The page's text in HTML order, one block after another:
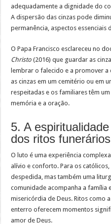
adequadamente a dignidade do
A dispersão das cinzas pode
permanência, aspectos
O Papa Francisco esclareceu no
Christo (2016) que guardar as
lembrar o falecido e a promover
as cinzas em um cemitério ou em
respeitadas e os familiares têm
memória e a oração.
5. A
dos ritos funerários
O luto é uma experiência
alívio e conforto. Para os
despedida, mas também uma
comunidade acompanha a família
misericórdia de Deus. Ritos como
enterro oferecem momentos
amor de Deus.